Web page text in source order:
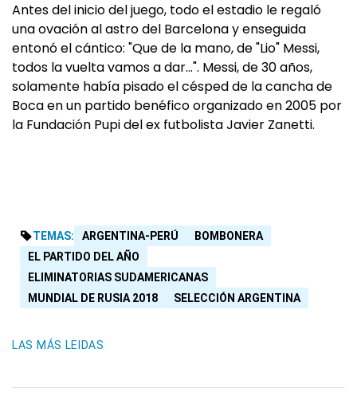
Antes del inicio del juego, todo el estadio le regaló
una ovación al astro del Barcelona y enseguida
entonó el cántico: "Que de la mano, de "Lio" Messi,
todos la vuelta vamos a dar…". Messi, de 30 años,
solamente había pisado el césped de la cancha de
Boca en un partido benéfico organizado en 2005 por
la Fundación Pupi del ex futbolista Javier Zanetti.
TEMAS: ARGENTINA-PERÚ
BOMBONERA
EL PARTIDO DEL AÑO
ELIMINATORIAS SUDAMERICANAS
MUNDIAL DE RUSIA 2018
SELECCIÓN ARGENTINA
LAS MÁS LEIDAS